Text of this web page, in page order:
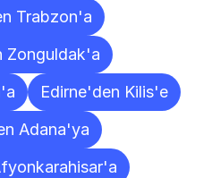
Trabzon'a
Zonguldak'a
Edirne'den Kilis'e
Adana'ya